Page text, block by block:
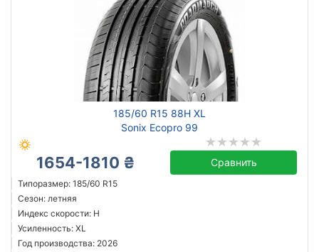
185/60 R15 88H XL
Sonix Ecopro 99
1654-1810 ₴ Сравнить
Типоразмер: 185/60 R15
Сезон: летняя
Индекс скорости: H
Усиленность: XL
Год производства: 2026